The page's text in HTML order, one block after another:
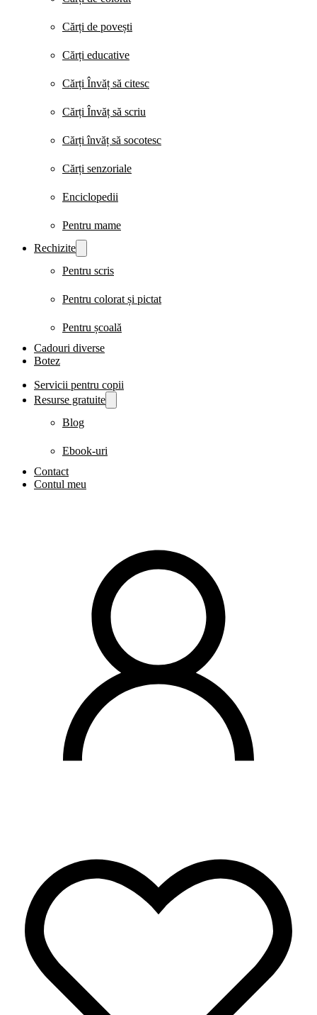
Cărți de povești
Cărți educative
Cărți Învăț să citesc
Cărți Învăț să scriu
Cărți învăț să socotesc
Cărți senzoriale
Enciclopedii
Pentru mame
Rechizite
Pentru scris
Pentru colorat și pictat
Pentru școală
Cadouri diverse
Botez
Servicii pentru copii
Resurse gratuite
Blog
Ebook-uri
Contact
Contul meu